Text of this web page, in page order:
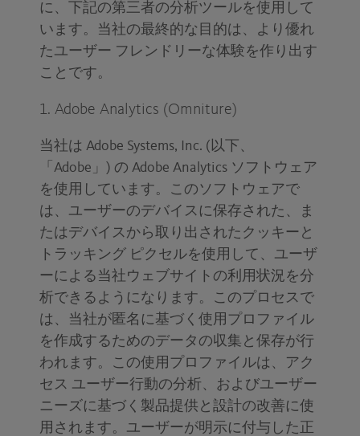
に、下記の第三者の分析ツールを使用して
います。当社の最終的な目的は、より優れ
たユーザー フレンドリーな体験を作り出す
ことです。
1. Adobe Analytics (Omniture)
当社は Adobe Systems, Inc. (以下、
「Adobe」) の Adobe Analytics ソフトウェア
を使用しています。このソフトウェアで
は、ユーザーのデバイスに保存された、ま
たはデバイスから取り出されたクッキーと
トラッキング ピクセルを使用して、ユーザ
ーによる当社ウェブサイトの利用状況を分
析できるようになります。このプロセスで
は、当社が匿名に基づく使用プロファイル
を作成するためのデータの収集と保存が行
われます。この使用プロファイルは、アク
セス ユーザー行動の分析、およびユーザー
ニーズに基づく製品提供と設計の改善に使
用されます。ユーザーが明示に付与した正